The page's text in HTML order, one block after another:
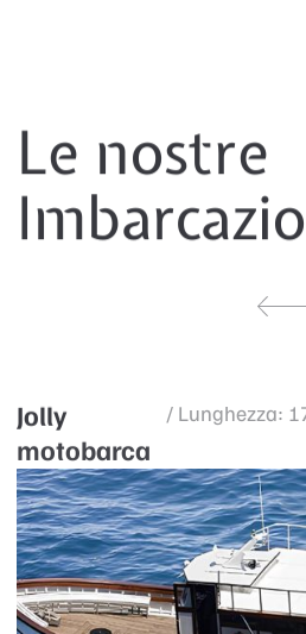
Le nostre
Jolly
motobarca
/ Lunghezza: